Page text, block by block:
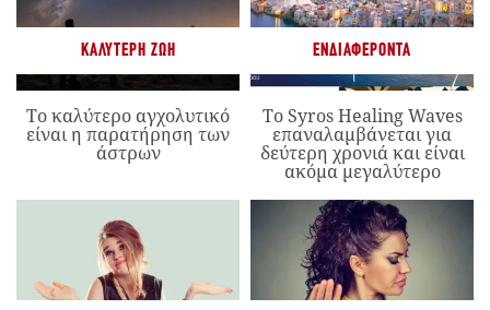
ΚΑΛΎΤΕΡΗ ΖΩΉ
Το καλύτερο αγχολυτικό
είναι η παρατήρηση των
άστρων
ΕΝΔΙΑΦΈΡΟΝΤΑ
Το Syros Healing Waves
επαναλαμβάνεται για
δεύτερη χρονιά και είναι
ακόμα μεγαλύτερο